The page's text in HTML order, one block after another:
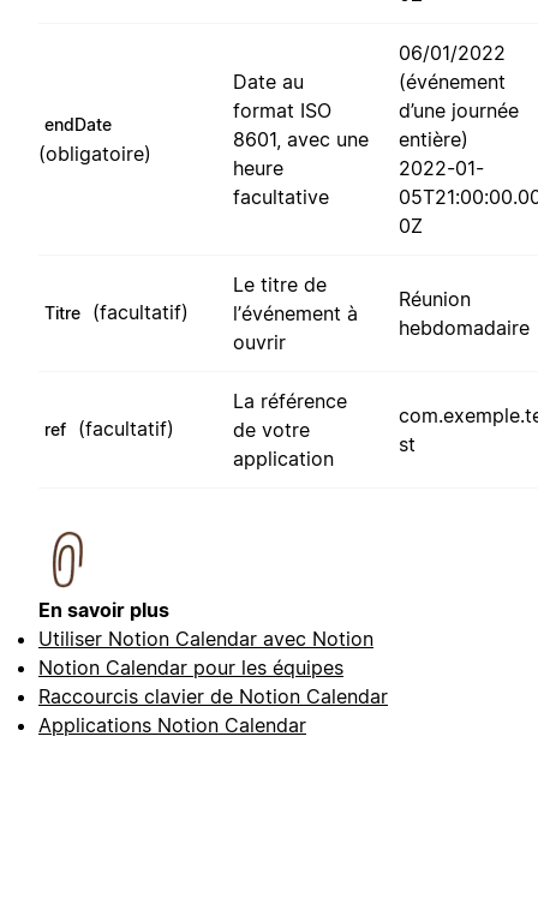
endDate
(obligatoire)
Date au
format ISO
8601, avec une
heure
facultative
06/01/2022
(événement
d’une journée
entière)
2022-01-
0Z
Titre (facultatif)
Le titre de
l’événement à
ouvrir
Réunion
hebdomadaire
ref (facultatif)
La référence
de votre
application
st
En savoir plus
Utiliser Notion Calendar avec Notion
Notion Calendar pour les équipes
Raccourcis clavier de Notion Calendar
Applications Notion Calendar